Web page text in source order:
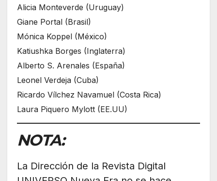
Alicia Monteverde (Uruguay)
Giane Portal (Brasil)
Mónica Koppel (México)
Katiushka Borges (Inglaterra)
Alberto S. Arenales (España)
Leonel Verdeja (Cuba)
Ricardo Vílchez Navamuel (Costa Rica)
Laura Piquero Mylott (EE.UU)
NOTA:
La Dirección de la Revista Digital